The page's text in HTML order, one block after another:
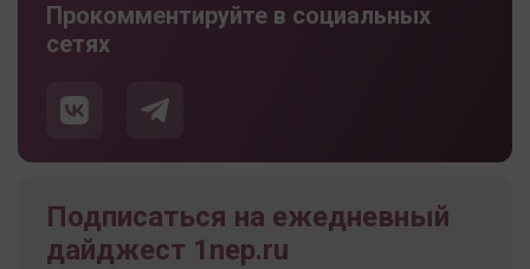
Прокомментируйте в социальных
сетях
Подписаться на ежедневный
дайджест 1nep.ru